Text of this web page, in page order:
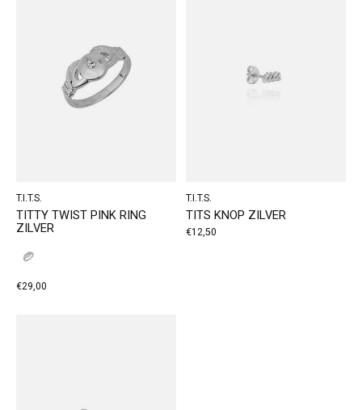
T.I.T.S.
TITTY TWIST PINK RING
ZILVER
€29,00
T.I.T.S.
TITS KNOP ZILVER
€12,50